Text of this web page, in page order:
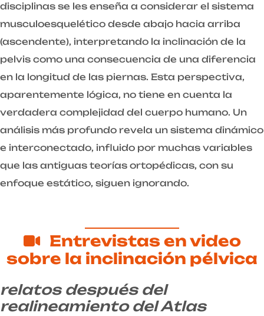
disciplinas se les enseña a considerar el sistema
musculoesquelético desde abajo hacia arriba
(ascendente), interpretando la inclinación de la
pelvis como una consecuencia de una diferencia
en la longitud de las piernas. Esta perspectiva,
aparentemente lógica, no tiene en cuenta la
verdadera complejidad del cuerpo humano. Un
análisis más profundo revela un sistema dinámico
e interconectado, influido por muchas variables
que las antiguas teorías ortopédicas, con su
enfoque estático, siguen ignorando.
Entrevistas en video
sobre la inclinación pélvica
relatos después del
realineamiento del Atlas